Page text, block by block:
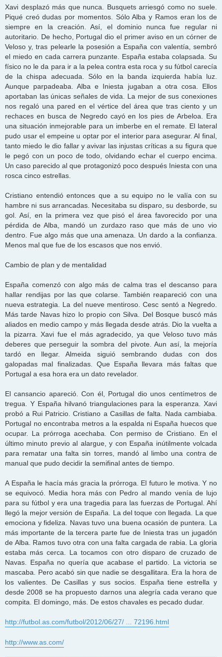
Xavi desplazó más que nunca. Busquets arriesgó como no suele.
Piqué creó dudas por momentos. Sólo Alba y Ramos eran los de
siempre en la creación. Así, el dominio nunca fue regular ni
autoritario. De hecho, Portugal dio el primer aviso en un córner de
Veloso y, tras pelearle la posesión a España con valentía, sembró
el miedo en cada carrera punzante. España estaba colapsada. Su
físico no le da para ir a la pelea contra esta roca y su fútbol carecía
de la chispa adecuada. Sólo en la banda izquierda había luz.
Aunque parpadeaba. Alba e Iniesta jugaban a otra cosa. Ellos
aportaban las únicas señales de vida. La mejor de sus conexiones
nos regaló una pared en el vértice del área que tras ciento y un
rechaces en busca de Negredo cayó en los pies de Arbeloa. Era
una situación inmejorable para un imberbe en el remate. El lateral
pudo usar el empeine u optar por el interior para asegurar. Al final,
tanto miedo le dio fallar y avivar las injustas críticas a su figura que
le pegó con un poco de todo, olvidando echar el cuerpo encima.
Un caso parecido al que protagonizó poco después Iniesta con una
rosca cinco estrellas.
Cristiano entendió entonces que a su equipo no le valía con su
hambre ni sus arrancadas. Necesitaba su disparo, su desborde, su
gol. Así, en la primera vez que pisó el área favorecido por una
pérdida de Alba, mandó un zurdazo raso que más de uno vio
dentro. Fue algo más que una amenaza. Un dardo a la confianza.
Menos mal que fue de los escasos que nos envió.
Cambio de plan y de mentalidad
España comenzó con algo más de calma tras el descanso para
hallar rendijas por las que colarse. También reapareció con una
nueva estrategia. La del nueve mentiroso. Cesc sentó a Negredo.
Más tarde Navas hizo lo propio con Silva. Del Bosque buscó más
aliados en medio campo y más llegada desde atrás. Dio la vuelta a
la pizarra. Xavi fue el más agradecido, ya que Veloso tuvo más
deberes que perseguir la sombra del pivote. Aun así, la mejoría
tardó en llegar. Almeida siguió sembrando dudas con dos
galopadas mal finalizadas. Que España llevara más faltas que
Portugal a esa hora era un dato revelador.
El cansancio apareció. Con él, Portugal dio unos centímetros de
tregua. Y España hilvanó triangulaciones para la esperanza. Xavi
probó a Rui Patricio. Cristiano a Casillas de falta. Nada cambiaba.
Portugal no encontraba metros a la espalda ni España huecos que
ocupar. La prórroga acechaba. Con permiso de Cristiano. En el
último minuto previo al alargue, y con España inútilmente volcada
para rematar una falta sin torres, mandó al limbo una contra de
manual que pudo decidir la semifinal antes de tiempo.
A España le hacía más gracia la prórroga. El futuro le motiva. Y no
se equivocó. Media hora más con Pedro al mando venía de lujo
para su fútbol y era una tragedia para las fuerzas de Portugal. Ahí
llegó la mejor versión de España. La del toque con llegada. La que
emociona y fideliza. Navas tuvo una buena ocasión de puntera. La
más importante de la tercera parte fue de Iniesta tras un jugadón
de Alba. Ramos tuvo otra con una falta cargada de rabia. La gloria
estaba más cerca. La tocamos con otro disparo de cruzado de
Navas. España no quería que acabase el partido. La victoria se
mascaba. Pero acabó sin que nadie se desgallitara. Era la hora de
los valientes. De Casillas y sus socios. España tiene estrella y
desde 2008 se ha propuesto darnos una alegría cada verano que
compita. El domingo, más. De estos chavales es pecado dudar.
http://futbol.as.com/futbol/2012/06/27/ ... 72196.html
http://www.as.com/